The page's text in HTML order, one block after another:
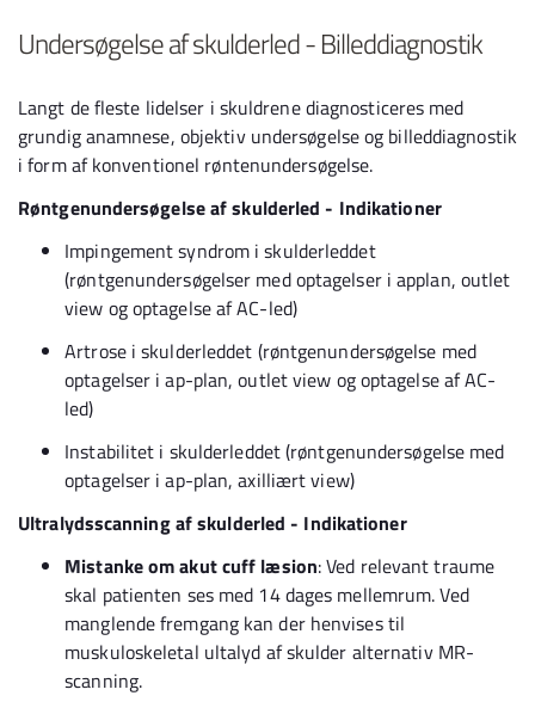
Undersøgelse af skulderled - Billeddiagnostik
Langt de fleste lidelser i skuldrene diagnosticeres med
grundig anamnese, objektiv undersøgelse og billeddiagnostik
i form af konventionel røntenundersøgelse.
Røntgenundersøgelse af skulderled - Indikationer
Impingement syndrom i skulderleddet
(røntgenundersøgelser med optagelser i applan, outlet
view og optagelse af AC-led)
Artrose i skulderleddet (røntgenundersøgelse med
optagelser i ap-plan, outlet view og optagelse af AC-
led)
Instabilitet i skulderleddet (røntgenundersøgelse med
optagelser i ap-plan, axilliært view)
Ultralydsscanning af skulderled - Indikationer
Mistanke om akut cuff læsion: Ved relevant traume
skal patienten ses med 14 dages mellemrum. Ved
manglende fremgang kan der henvises til
muskuloskeletal ultalyd af skulder alternativ MR-
scanning.